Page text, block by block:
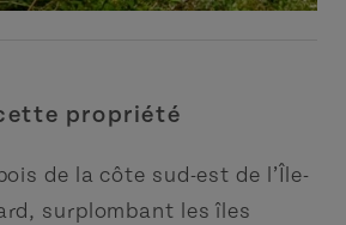
propriété
de la côte sud-est de l’Île-
surplombant les îles